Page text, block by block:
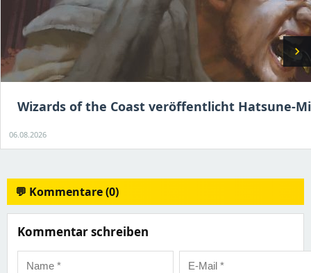
chevron_right
Wizards of the Coast veröffentlicht Hatsune-
06.08.2026
💬 Kommentare (0)
Kommentar schreiben